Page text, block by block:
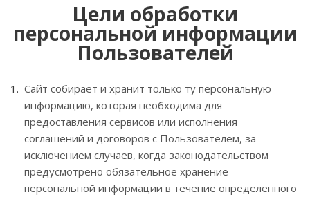
Цели обработки
персональной информации
Пользователей
Сайт собирает и хранит только ту персональную
информацию, которая необходима для
предоставления сервисов или исполнения
соглашений и договоров с Пользователем, за
исключением случаев, когда законодательством
предусмотрено обязательное хранение
персональной информации в течение определенного